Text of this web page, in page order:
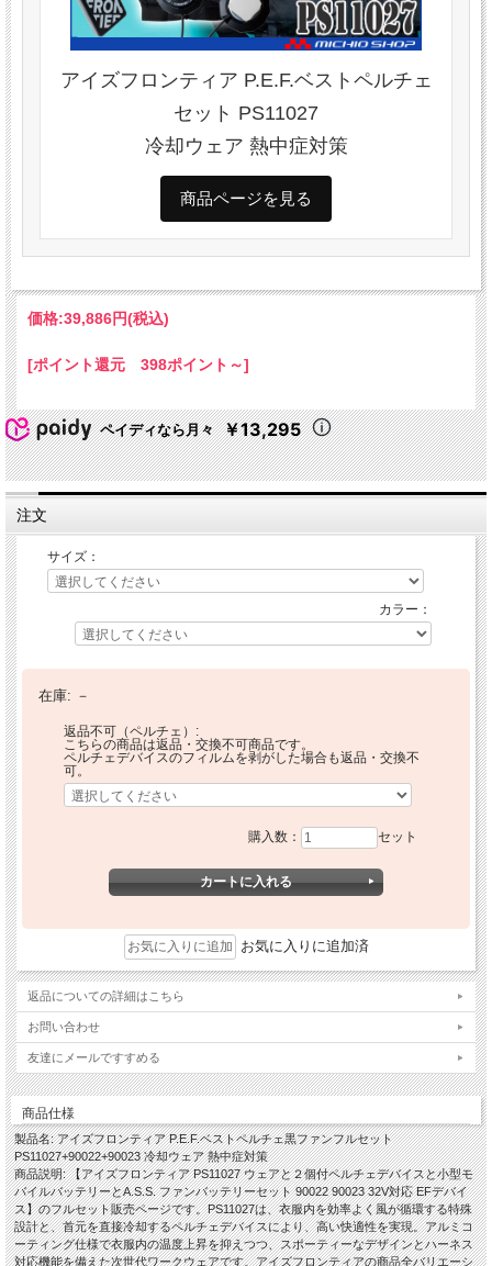
アイズフロンティア P.E.F.ベストペルチェ
セット PS11027
冷却ウェア 熱中症対策
商品ページを見る
価格:39,886円(税込)
[ポイント還元 398ポイント～]
ペイディなら月々 ￥13,295
注文
サイズ：
カラー：
在庫: －
返品不可（ペルチェ）:
こちらの商品は返品・交換不可商品です。
ペルチェデバイスのフィルムを剥がした場合も返品・交換不
可。
購入数： セット
お気に入りに追加済
返品についての詳細はこちら
お問い合わせ
友達にメールですすめる
商品仕様
製品名: アイズフロンティア P.E.F.ベストペルチェ黒ファンフルセット
PS11027+90022+90023 冷却ウェア 熱中症対策
商品説明: 【アイズフロンティア PS11027 ウェアと２個付ペルチェデバイスと小型モ
バイルバッテリーとA.S.S. ファンバッテリーセット 90022 90023 32V対応 EFデバイ
ス】のフルセット販売ページです。PS11027は、衣服内を効率よく風が循環する特殊
設計と、首元を直接冷却するペルチェデバイスにより、高い快適性を実現。アルミコ
ーティング仕様で衣服内の温度上昇を抑えつつ、スポーティーなデザインとハーネス
対応機能を備えた次世代ワークウェアです。アイズフロンティアの商品全バリエーシ